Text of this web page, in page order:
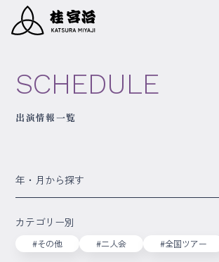
SCHEDULE
出演情報一覧
年・月から探す
カテゴリー別
#その他 #二人会 #全国ツアー